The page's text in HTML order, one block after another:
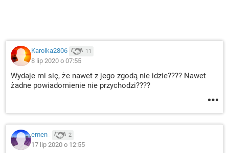
Karolka2806 11
8 lip 2020 o 07:55
Wydaje mi się, że nawet z jego zgodą nie idzie???? Nawet
żadne powiadomienie nie przychodzi????
emen_ 2
17 lip 2020 o 12:55